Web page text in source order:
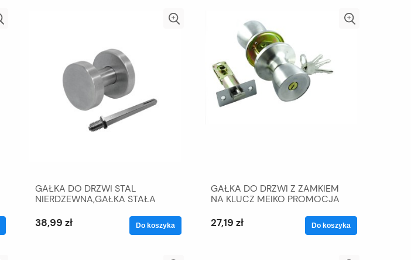
GAŁKA DO DRZWI STAL
NIERDZEWNA,GAŁKA STAŁA
38,99 zł Do koszyka
GAŁKA DO DRZWI Z ZAMKIEM
NA KLUCZ MEIKO PROMOCJA
27,19 zł Do koszyka